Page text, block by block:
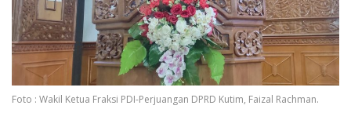
Foto : Wakil Ketua Fraksi PDI-Perjuangan DPRD Kutim, Faizal Rachman.